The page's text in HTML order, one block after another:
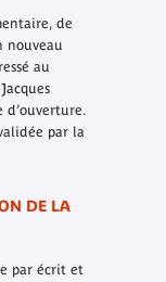
de
nouveau
au
par la
DE LA
par écrit et